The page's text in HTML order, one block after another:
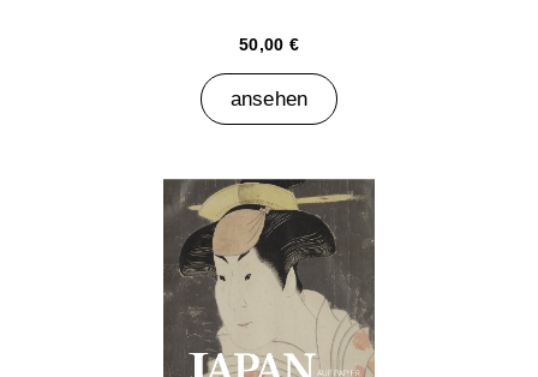
50,00 €
ansehen